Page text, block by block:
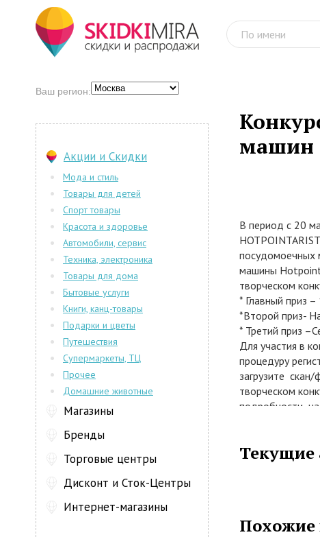
машин
В период с 20
посудомоечных
машины
творческом
* Главный приз
*Второй приз-
* Третий приз
Для участия в
процедуру
загрузите
творческом
подробности на
25 мая 2015.
Призовой фонд
Магазины , в
Текущие
Похожие
Ваш регион:
Акции и Скидки
Мода и стиль
Товары для детей
Спорт товары
Красота и здоровье
Автомобили, сервис
Техника, электроника
Товары для дома
Бытовые услуги
Книги, канц-товары
Подарки и цветы
Путешествия
Супермаркеты, ТЦ
Прочее
Домашние животные
Магазины
Бренды
Торговые центры
Дисконт и Сток-Центры
Интернет-магазины